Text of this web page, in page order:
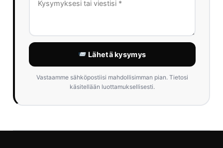
Lähetä kysymys
Vastaamme sähköpostiisi mahdollisimman pian. Tietosi
käsitellään luottamuksellisesti.